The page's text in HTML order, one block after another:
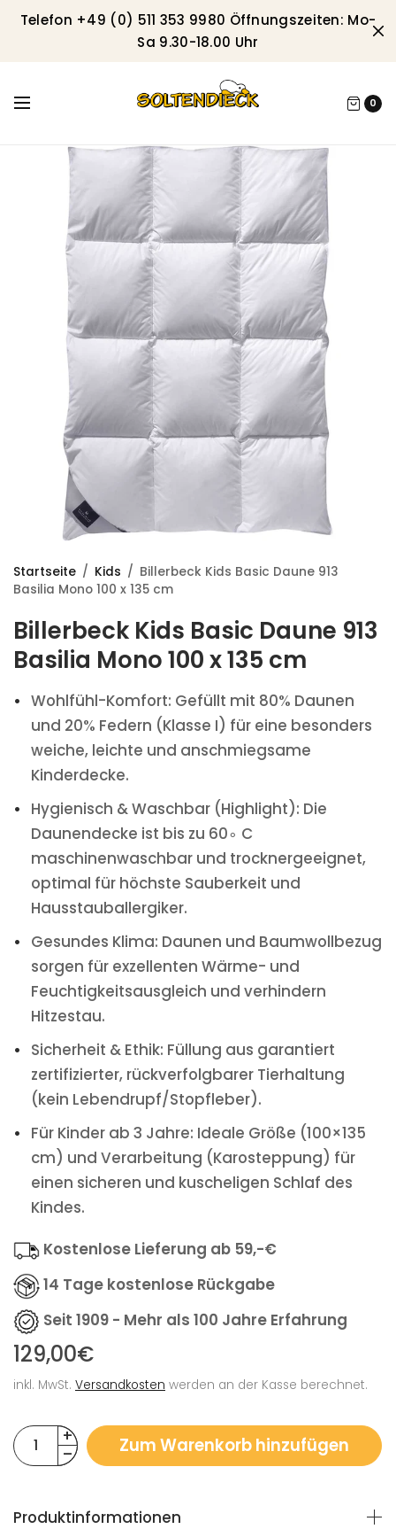
Telefon +49 (0) 511 353 9980 Öffnungszeiten: Mo-
Sa 9.30-18.00 Uhr
0
Startseite / Kids / Billerbeck Kids Basic Daune 913
Basilia Mono 100 x 135 cm
Billerbeck Kids Basic Daune 913
Basilia Mono 100 x 135 cm
Wohlfühl-Komfort: Gefüllt mit 80% Daunen
und 20% Federn (Klasse I) für eine besonders
weiche, leichte und anschmiegsame
Kinderdecke.
Hygienisch & Waschbar (Highlight): Die
Daunendecke ist bis zu 60∘ C
maschinenwaschbar und trocknergeeignet,
optimal für höchste Sauberkeit und
Hausstauballergiker.
Gesundes Klima: Daunen und Baumwollbezug
sorgen für exzellenten Wärme- und
Feuchtigkeitsausgleich und verhindern
Hitzestau.
Sicherheit & Ethik: Füllung aus garantiert
zertifizierter, rückverfolgbarer Tierhaltung
(kein Lebendrupf/Stopfleber).
Für Kinder ab 3 Jahre: Ideale Größe (100×135
cm) und Verarbeitung (Karosteppung) für
einen sicheren und kuscheligen Schlaf des
Kindes.
Kostenlose Lieferung ab 59,-€
14 Tage kostenlose Rückgabe
Seit 1909 - Mehr als 100 Jahre Erfahrung
129,00€
inkl. MwSt. Versandkosten werden an der Kasse berechnet.
Zum Warenkorb hinzufügen
Produktinformationen